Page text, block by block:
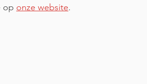
op onze website.